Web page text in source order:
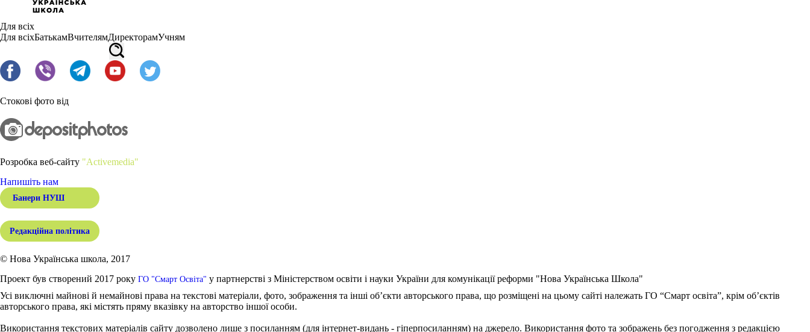
Для всіх
Для всіхБатькамВчителямДиректорамУчням
Стокові фото від
Розробка веб-сайту "Activemedia"
Напишіть нам
Банери НУШ
Редакційна політика
© Нова Українська школа, 2017
Проект був створений 2017 року ГО "Смарт Освіта" у партнерстві з Міністерством освіти і науки України для комунікації реформи "Нова Українська Школа"
Усі виключні майнові й немайнові права на текстові матеріали, фото, зображення та інші об’єкти авторського права, що розміщені на цьому сайті належать ГО “Смарт освіта”, крім об’єктів
авторського права, які містять пряму вказівку на авторство іншої особи.
Використання текстових матеріалів сайту дозволено лише з посиланням (для інтернет-видань - гіперпосиланням) на джерело. Використання фото та зображень без погодження з редакцією